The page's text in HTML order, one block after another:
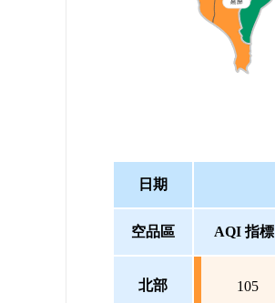
日期
空品區 AQI 指標
北部 105